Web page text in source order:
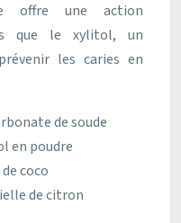
offre une action
que le xylitol, un
les caries en
de soude
en poudre
coco
de citron